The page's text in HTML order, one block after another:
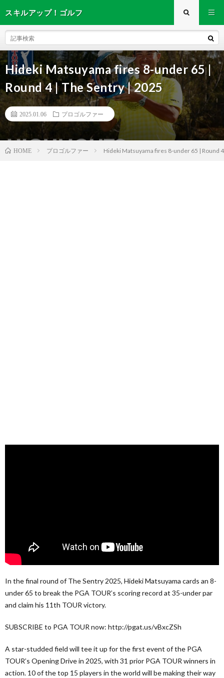
スキルアップ！ゴルフ
Hideki Matsuyama fires 8-under 65 |
Round 4 | The Sentry | 2025
2025.01.06 プロゴルファー
HOME プロゴルファー Hideki Matsuyama fires 8-under 65 | Round
In the final round of The Sentry 2025, Hideki Matsuyama cards an 8-
under 65 to break the PGA TOUR’s scoring record at 35-under par
and claim his 11th TOUR victory.
SUBSCRIBE to PGA TOUR now: http://pgat.us/vBxcZSh
A star-studded field will tee it up for the first event of the PGA
TOUR’s Opening Drive in 2025, with 31 prior PGA TOUR winners in
action. 10 of the top 15 players in the world will be making their way